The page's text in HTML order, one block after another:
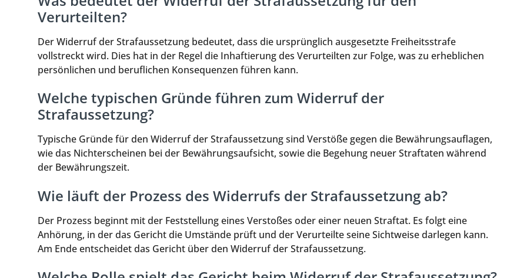
Verurteilten?
Der Widerruf der Strafaussetzung bedeutet, dass die ursprünglich ausgesetzte Freiheitsstrafe
vollstreckt wird. Dies hat in der Regel die Inhaftierung des Verurteilten zur Folge, was zu erheblichen
persönlichen und beruflichen Konsequenzen führen kann.
Welche typischen Gründe führen zum Widerruf der
Strafaussetzung?
Typische Gründe für den Widerruf der Strafaussetzung sind Verstöße gegen die Bewährungsauflagen,
wie das Nichterscheinen bei der Bewährungsaufsicht, sowie die Begehung neuer Straftaten während
der Bewährungszeit.
Wie läuft der Prozess des Widerrufs der Strafaussetzung ab?
Der Prozess beginnt mit der Feststellung eines Verstoßes oder einer neuen Straftat. Es folgt eine
Anhörung, in der das Gericht die Umstände prüft und der Verurteilte seine Sichtweise darlegen kann.
Am Ende entscheidet das Gericht über den Widerruf der Strafaussetzung.